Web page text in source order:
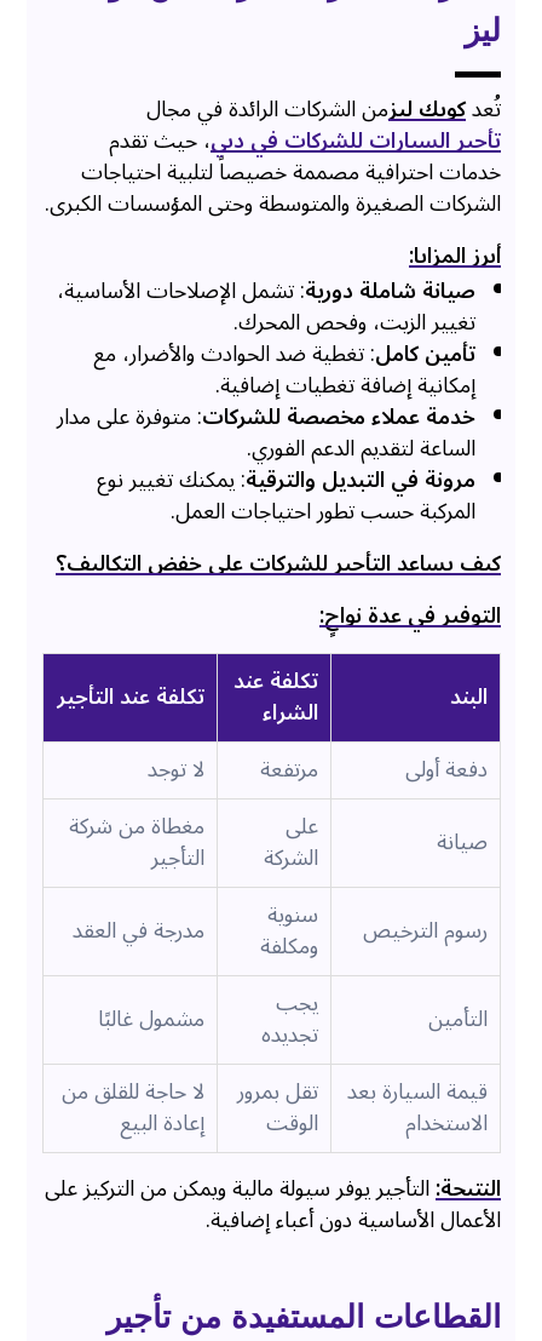
ليز
تُعدكويك ليزمن الشركات الرائدة في مجال
تأجير السيارات للشركات في دبي، حيث تقدم
خدمات احترافية مصممة خصيصاً لتلبية احتياجات
الشركات الصغيرة والمتوسطة وحتى المؤسسات الكبرى.
أبرز المزايا:
صيانة شاملة دورية: تشمل الإصلاحات الأساسية،
تغيير الزيت، وفحص المحرك.
تأمين كامل: تغطية ضد الحوادث والأضرار، مع
إمكانية إضافة تغطيات إضافية.
خدمة عملاء مخصصة للشركات: متوفرة على مدار
الساعة لتقديم الدعم الفوري.
مرونة في التبديل والترقية: يمكنك تغيير نوع
المركبة حسب تطور احتياجات العمل.
كيف يساعد التأجير للشركات على خفض التكاليف؟
التوفير في عدة نواحٍ:
البند
تكلفة عند
الشراء
تكلفة عند التأجير
دفعة أولى
مرتفعة
لا توجد
صيانة
على
الشركة
مغطاة من شركة
التأجير
رسوم الترخيص
سنوية
ومكلفة
مدرجة في العقد
التأمين
يجب
تجديده
مشمول غالبًا
قيمة السيارة بعد
الاستخدام
تقل بمرور
الوقت
لا حاجة للقلق من
إعادة البيع
النتيجة:التأجير يوفر سيولة مالية ويمكن من التركيز على
الأعمال الأساسية دون أعباء إضافية.
القطاعات المستفيدة من تأجير